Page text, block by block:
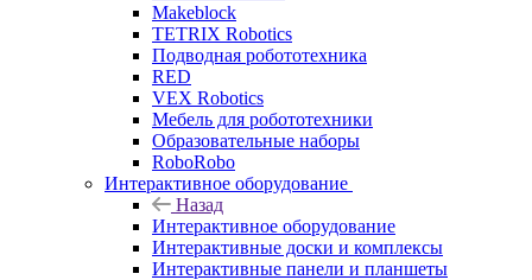
Makeblock
TETRIX Robotics
Подводная робототехника
RED
VEX Robotics
Мебель для робототехники
Образовательные наборы
RoboRobo
Интерактивное оборудование
Назад
Интерактивное оборудование
Интерактивные доски и комплексы
Интерактивные панели и планшеты